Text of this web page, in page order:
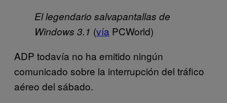
El legendario salvapantallas de
Windows 3.1 (vía PCWorld)
ADP todavía no ha emitido ningún
comunicado sobre la interrupción del tráfico
aéreo del sábado.